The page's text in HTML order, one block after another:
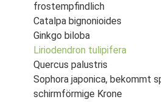
frostempfindlich
Catalpa bignonioides
Ginkgo biloba
Liriodendron tulipifera
Quercus palustris
Sophora japonica, bekommt
schirmförmige Krone